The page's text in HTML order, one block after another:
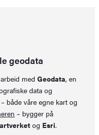
geodata
medGeodata, en
data og
både våre egne kart og
– bygger på
og Esri.